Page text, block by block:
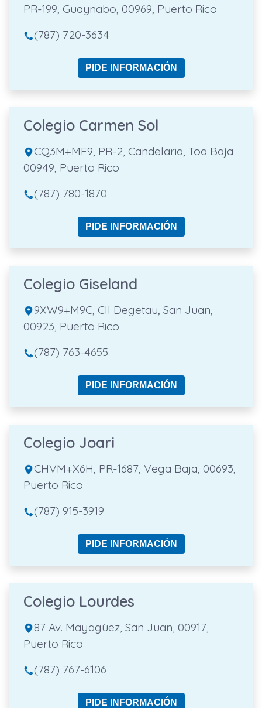
PR-199, Guaynabo, 00969, Puerto Rico
(787) 720-3634
PIDE INFORMACIÓN
Colegio Carmen Sol
CQ3M+MF9, PR-2, Candelaria, Toa Baja
00949, Puerto Rico
(787) 780-1870
PIDE INFORMACIÓN
Colegio Giseland
9XW9+M9C, Cll Degetau, San Juan,
00923, Puerto Rico
(787) 763-4655
PIDE INFORMACIÓN
Colegio Joari
CHVM+X6H, PR-1687, Vega Baja, 00693,
Puerto Rico
(787) 915-3919
PIDE INFORMACIÓN
Colegio Lourdes
87 Av. Mayagüez, San Juan, 00917,
Puerto Rico
(787) 767-6106
PIDE INFORMACIÓN